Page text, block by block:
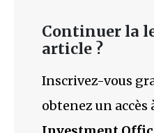
Continuer la
article ?
Inscrivez-vous
obtenez un accès